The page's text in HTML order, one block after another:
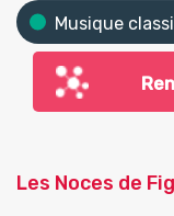
Musique
Les Noces de